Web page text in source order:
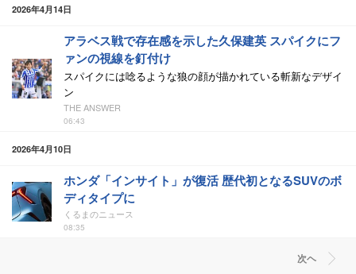
2026年4月14日
アラベス戦で存在感を示した久保建英 スパイクにフ
ァンの視線を釘付け
スパイクには唸るような狼の顔が描かれている斬新なデザイ
ン
THE ANSWER
06:43
2026年4月10日
ホンダ「インサイト」が復活 歴代初となるSUVのボ
ディタイプに
くるまのニュース
08:35
次ヘ